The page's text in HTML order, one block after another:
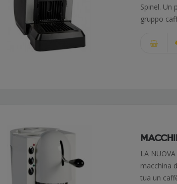
Spinel. Un
gruppo
LA
macchina
tua un